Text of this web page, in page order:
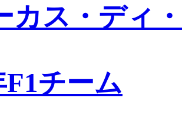
カス・ディ
F1チーム